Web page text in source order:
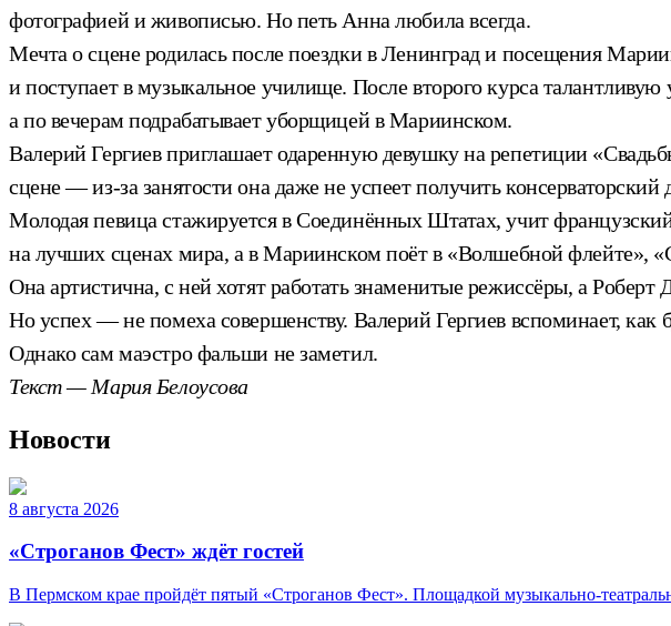
фотографией и живописью. Но петь Анна любила всегда.
Мечта о сцене родилась после поездки в Ленинград и посещения
и поступает в музыкальное училище. После второго курса
а по вечерам подрабатывает уборщицей в Мариинском.
Валерий Гергиев приглашает одаренную девушку на репетиции
сцене — из-за занятости она даже не успеет получить консерваторский
Молодая певица стажируется в Соединённых Штатах, учит
на лучших сценах мира, а в Мариинском поёт в «Волшебной флейте»,
Она артистична, с ней хотят работать знаменитые режиссёры, а
Но успех — не помеха совершенству. Валерий Гергиев вспоминает, как
Однако сам маэстро фальши не заметил.
Текст — Мария Белоусова
Новости
8 августа 2026
«Строганов Фест» ждёт гостей
В Пермском крае пройдёт пятый «Строганов Фест». Площадкой музыкально-